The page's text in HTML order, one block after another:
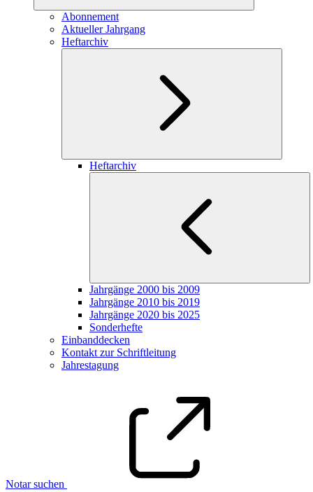
Abonnement
Aktueller Jahrgang
Heftarchiv
Heftarchiv
Jahrgänge 2000 bis 2009
Jahrgänge 2010 bis 2019
Jahrgänge 2020 bis 2025
Sonderhefte
Einbanddecken
Kontakt zur Schriftleitung
Jahrestagung
Notar suchen